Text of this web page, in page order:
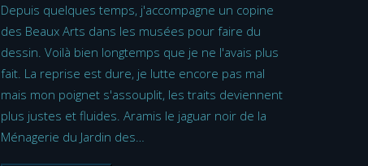
Depuis quelques temps, j'accompagne un copine
des Beaux Arts dans les musées pour faire du
dessin. Voilà bien longtemps que je ne l'avais plus
fait. La reprise est dure, je lutte encore pas mal
mais mon poignet s'assouplit, les traits deviennent
plus justes et fluides. Aramis le jaguar noir de la
Ménagerie du Jardin des…